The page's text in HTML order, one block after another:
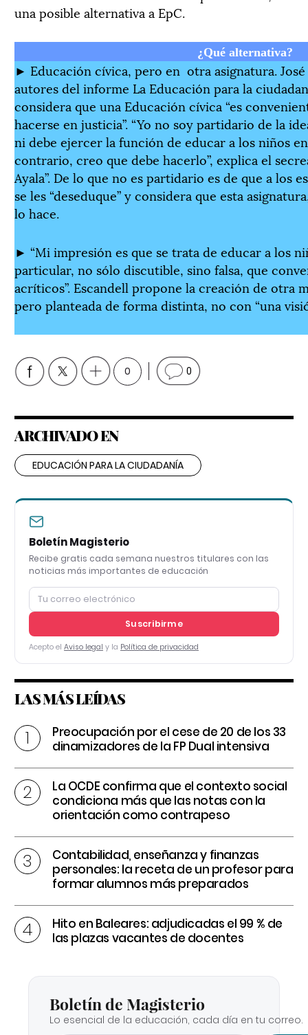
una posible alternativa a EpC.
¿Qué alternativa?
► Educación cívica, pero en otra asignatura.
autores del informe La Educación para la
considera que una Educación cívica “es
hacerse en justicia”. “Yo no soy partidario de la
ni debe ejercer la función de educar a los niños
contrario, creo que debe hacerlo”, explica el
Ayala”. De lo que no es partidario es de que a los
se les “deseduque” y considera que esta
lo hace.
► “Mi impresión es que se trata de educar a los
particular, no sólo discutible, sino falsa, que
acríticos”. Escandell propone la creación de otra
pero planteada de forma distinta, no con “una
0 0
ARCHIVADO EN
EDUCACIÓN PARA LA CIUDADANÍA
Boletín Magisterio
Recibe gratis cada semana nuestros titulares con las
noticias más importantes de educación
Suscribirme
Acepto el Aviso legal y la Política de privacidad
LAS MÁS LEÍDAS
Preocupación por el cese de 20 de los 33
dinamizadores de la FP Dual intensiva
La OCDE confirma que el contexto social
condiciona más que las notas con la
orientación como contrapeso
Contabilidad, enseñanza y finanzas
personales: la receta de un profesor para
formar alumnos más preparados
Hito en Baleares: adjudicadas el 99 % de
las plazas vacantes de docentes
Boletín de Magisterio
Lo esencial de la educación, cada día en tu correo.